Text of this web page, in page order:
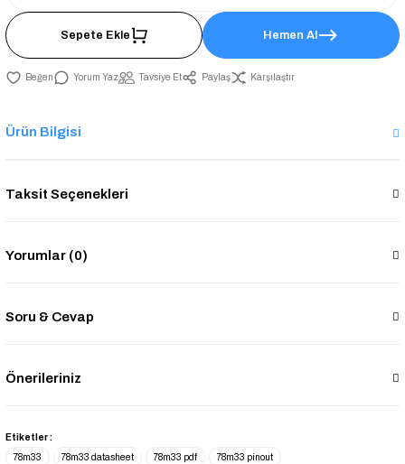
Sepete Ekle Hemen Al
Yorum Yaz Tavsiye Et Paylaş Karşılaştır
Ürün Bilgisi
Taksit Seçenekleri
Yorumlar (0)
Soru & Cevap
Önerileriniz
Etiketler :
78m33
78m33 datasheet 78m33 pdf 78m33 pinout